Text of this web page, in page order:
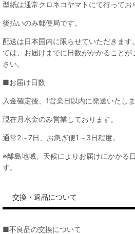
型紙は通常クロネコヤマトにて行ってお
後払いのみ郵便局です。
配送は日本国内に限らせていただきます
ては、お届けまでに日数がかかること
さい。
■お届け日数
入金確定後、1営業日以内に発送いたしま
現在月水金のみ営業しております。
通常2～7日、お急ぎ便1～3日程度。
※離島地域、天候によりお届けにかかる
す。
交換・返品について
■不良品の交換について